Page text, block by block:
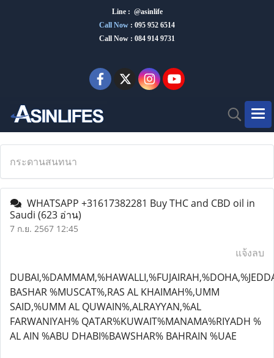
Line : @asinlife
Call Now : 095 952 6514
Call Now : 084 914 9731
กระดานสนทนา
WHATSAPP +31617382281 Buy THC and CBD oil in
Saudi (623 อ่าน)
7 ก.ย. 2567 12:45
แจ้งลบ
BASHAR %MUSCAT%,RAS AL KHAIMAH%,UMM
SAID,%UMM AL QUWAIN%,ALRAYYAN,%AL
FARWANIYAH% QATAR%KUWAIT%MANAMA%RIYADH %
AL AIN %ABU DHABI%BAWSHAR% BAHRAIN %UAE